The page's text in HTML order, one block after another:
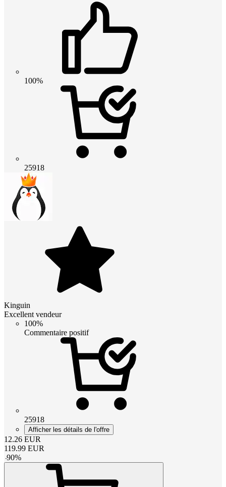
100%
25918
Kinguin
Excellent vendeur
100%
Commentaire positif
25918
Afficher les détails de l'offre
12.26 EUR
119.99 EUR
-90%